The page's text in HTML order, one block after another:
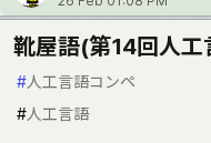
靴屋語(第14回人工
#人工言語コンペ
#人工言語